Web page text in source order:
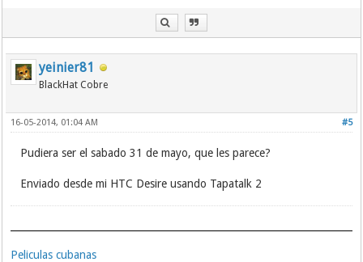
yeinier81
BlackHat Cobre
#5
16-05-2014, 01:04 AM
Pudiera ser el sabado 31 de mayo, que les parece?
Enviado desde mi HTC Desire usando Tapatalk 2
Peliculas cubanas